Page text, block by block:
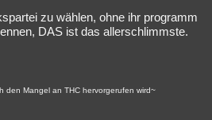
zu wählen, ohne ihr programm
DAS ist das allerschlimmste.
den Mangel an THC hervorgerufen wird~